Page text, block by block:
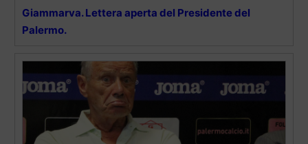
Giammarva. Lettera aperta del Presidente del
Palermo.